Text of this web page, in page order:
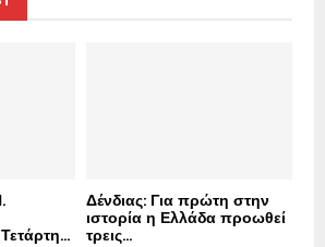
Δένδιας: Για πρώτη στην
ιστορία η Ελλάδα προωθεί
τρεις...